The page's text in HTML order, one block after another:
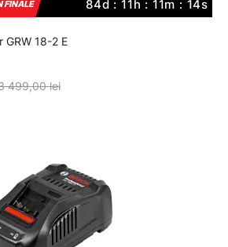
FINALE 84d : 11h : 11m : 13s
18-2 E
499,00 lei